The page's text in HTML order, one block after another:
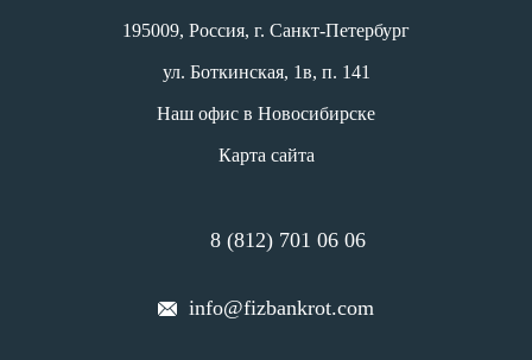
195009, Россия, г. Санкт-Петербург
ул. Боткинская, 1в, п. 141
Наш офис в Новосибирске
Карта сайта
8 (812) 701 06 06
info@fizbankrot.com